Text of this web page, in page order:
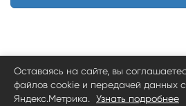
Оставаясь на сайте, вы
файлов cookie и передачей данных
Яндекс.Метрика.
Узнать подробнее